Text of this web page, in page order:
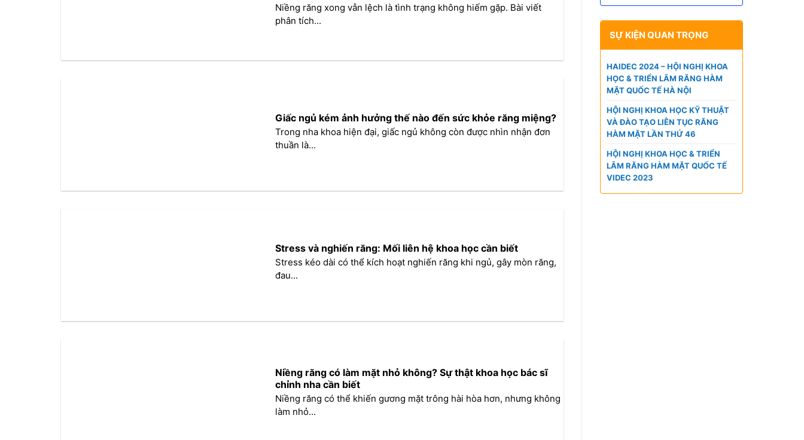
Niềng răng xong vẫn lệch là tình trạng không hiếm gặp. Bài viết
phân tích...
Giấc ngủ kém ảnh hưởng thế nào đến sức khỏe răng miệng?
Trong nha khoa hiện đại, giấc ngủ không còn được nhìn nhận đơn
thuần là...
Stress và nghiến răng: Mối liên hệ khoa học cần biết
Stress kéo dài có thể kích hoạt nghiến răng khi ngủ, gây mòn răng,
đau...
Niềng răng có làm mặt nhỏ không? Sự thật khoa học bác sĩ
chỉnh nha cần biết
Niềng răng có thể khiến gương mặt trông hài hòa hơn, nhưng không
làm nhỏ...
SỰ KIỆN QUAN TRỌNG
HAIDEC 2024 – HỘI NGHỊ KHOA
HỌC & TRIỂN LÃM RĂNG HÀM
MẶT QUỐC TẾ HÀ NỘI
HỘI NGHỊ KHOA HỌC KỸ THUẬT
VÀ ĐÀO TẠO LIÊN TỤC RĂNG
HÀM MẶT LẦN THỨ 46
HỘI NGHỊ KHOA HỌC & TRIỂN
LÃM RĂNG HÀM MẶT QUỐC TẾ
VIDEC 2023